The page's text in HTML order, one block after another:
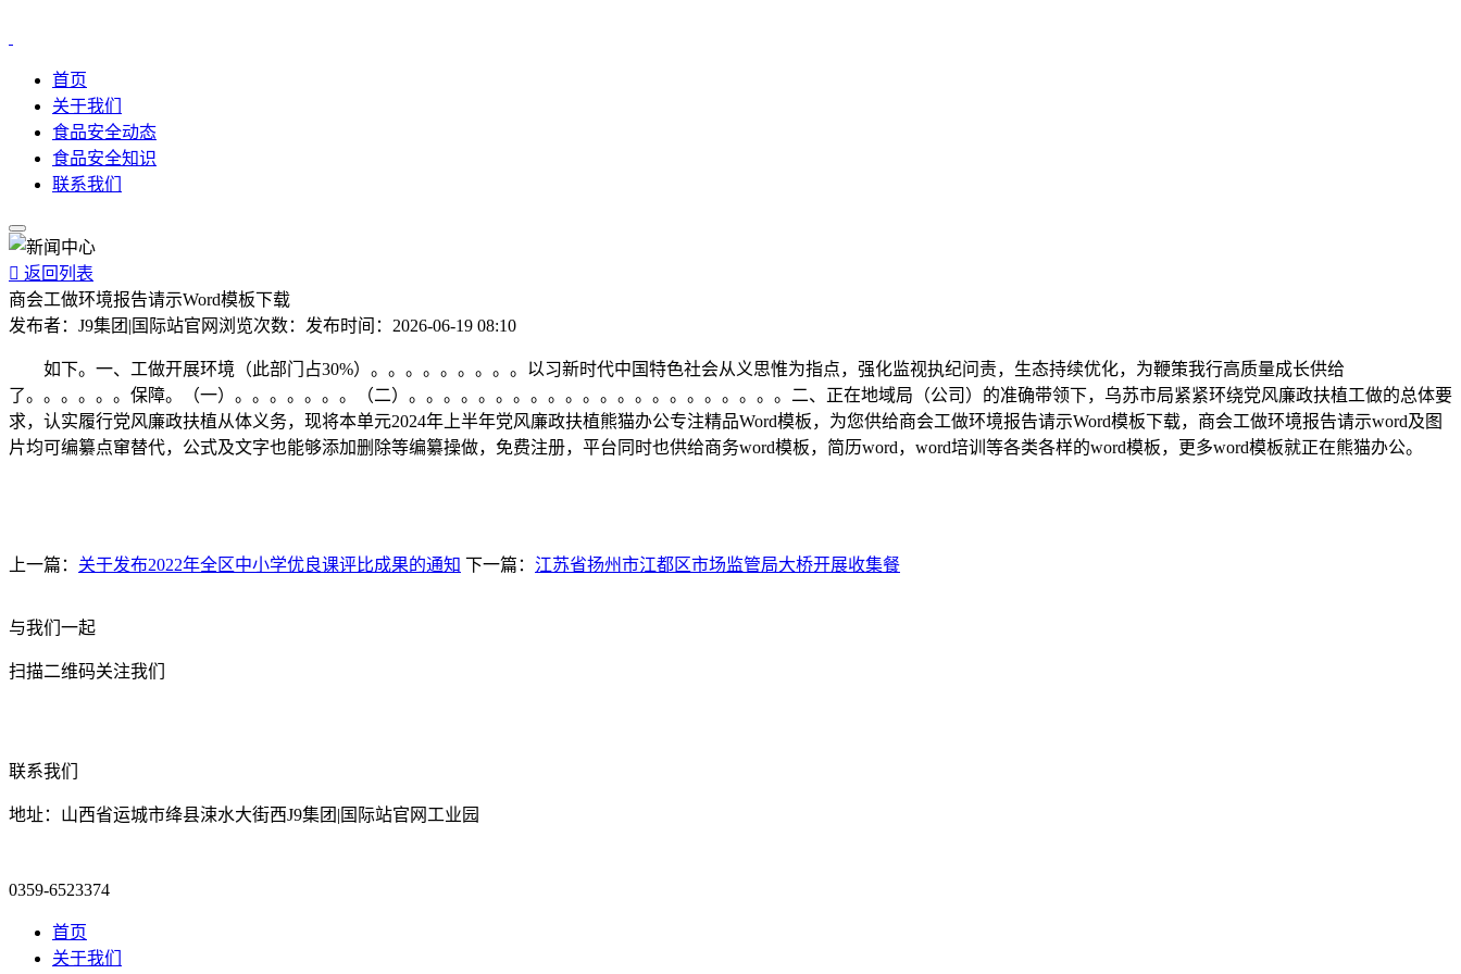
首页
关于我们
食品安全动态
食品安全知识
联系我们
 返回列表
商会工做环境报告请示Word模板下载
发布者： J9集团|国际站官网 浏览次数： 发布时间： 2026-06-19 08:10
如下。一、工做开展环境（此部门占30%）。。。。。。。。。以习新时代中国特色社会从义思惟为指点，强化监视执纪问责，生态持续优化，为鞭策我行高质量成长供给
了。。。。。。保障。（一）。。。。。。。（二）。。。。。。。。。。。。。。。。。。。。。。二、正在地域局（公司）的准确带领下，乌苏市局紧紧环绕党风廉政扶植工做的总体要
求，认实履行党风廉政扶植从体义务，现将本单元2024年上半年党风廉政扶植熊猫办公专注精品Word模板，为您供给商会工做环境报告请示Word模板下载，商会工做环境报告请示word及图
片均可编纂点窜替代，公式及文字也能够添加删除等编纂操做，免费注册，平台同时也供给商务word模板，简历word，word培训等各类各样的word模板，更多word模板就正在熊猫办公。
上一篇： 关于发布2022年全区中小学优良课评比成果的通知 下一篇： 江苏省扬州市江都区市场监管局大桥开展收集餐
与我们一起
扫描二维码关注我们
联系我们
地址：山西省运城市绛县涑水大街西J9集团|国际站官网工业园
0359-6523374
首页
关于我们